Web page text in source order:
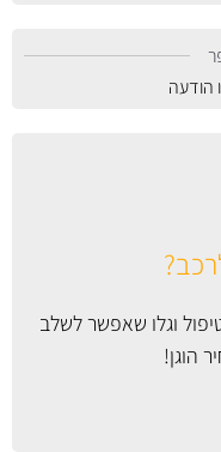
וגלו שאפשר לשלב
הוגן!
הודעה